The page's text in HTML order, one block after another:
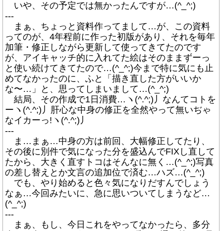
いや、その予定では無かったんですが…(^_^;)
---
まぁ、ちょっと資料作ってまして…が、この資料
ってのが、4年程前に作った初版があり、それを毎年
加筆・修正しながら更新して使ってきてたのです
が、アイキャッチ的に入れてた絵はそのままずーっ
と使い続けてきてたので…(^_^;)今まで特に気にも止
めてなかったのに、ふと「描き直した方がいいか
な〜…」と、思ってしまいまして…(^_^;)
結局、その作成で1日消費…ヽ(^.^;)丿なんてコトを
ーヽ(^.^;)丿肝心な中身の修正を全然やって無いぢゃ
なイカーっ!ヽ(^.^;)丿
---
ま…まぁ…中身の方は前回、大幅修正してたり、
その後に別件で気になった分を盛込んでFIXし直して
たから、大きく直すトコはそんなに無く…(^_^;)写真
の差し替えとか文言の追加位で済む…ハズ…(^_^;)
でも、やり始めると色々気になりだすんでしょう
なぁ…今回みたいに、急に思いついてしまうなど…
(^_^;)
---
まぁ、もし、今日これをやってなかったら、多分